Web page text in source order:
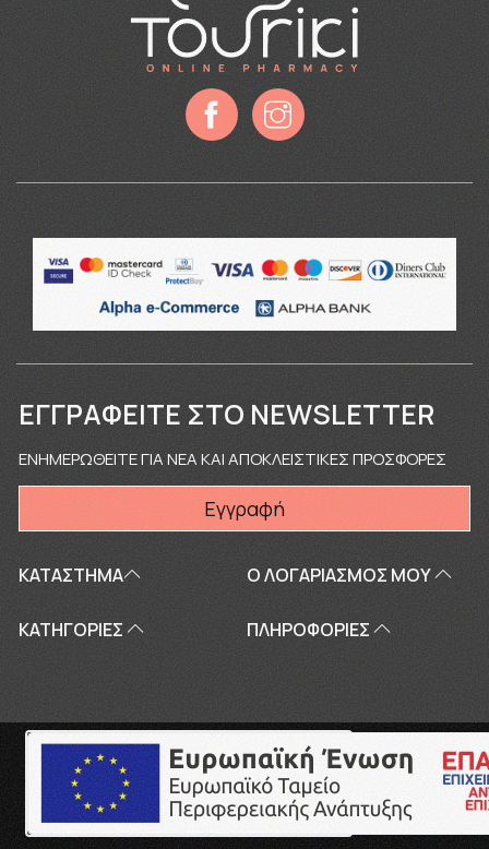
ΚΑΤΑΣΤΗΜΑ Ο ΛΟΓΑΡΙΑΣΜΌΣ ΜΟΥ
ΚΑΤΗΓΟΡΙΕΣ ΠΛΗΡΟΦΟΡΊΕΣ
ΕΓΓΡΑΦΕΊΤΕ ΣΤΟ NEWSLETTER
ΕΝΗΜΕΡΩΘΕΙΤΕ ΓΙΑ ΝΕΑ ΚΑΙ ΑΠΟΚΛΕΙΣΤΙΚΕΣ ΠΡΟΣΦΟΡΕΣ
Εγγραφή
Copyright © 2026touriki.gr